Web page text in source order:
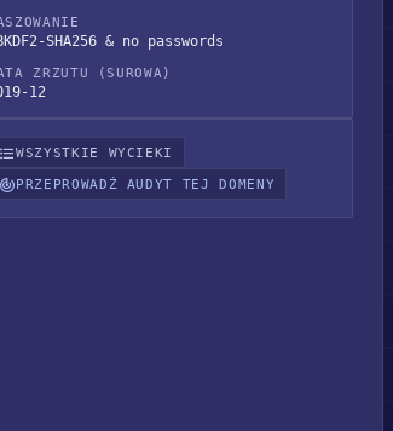
SHA256 & no passwords
ZRZUTU (SUROWA)
12
WSZYSTKIE WYCIEKI
PRZEPROWADŹ AUDYT TEJ DOMENY